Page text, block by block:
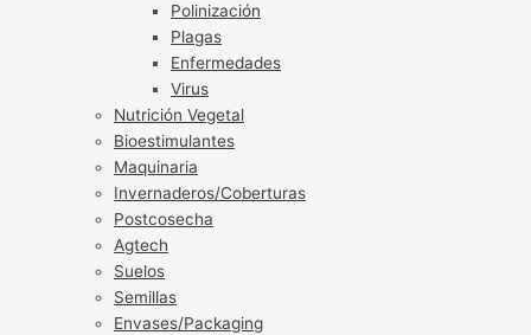
Polinización
Plagas
Enfermedades
Virus
Nutrición Vegetal
Bioestimulantes
Maquinaria
Invernaderos/Coberturas
Postcosecha
Agtech
Suelos
Semillas
Envases/Packaging